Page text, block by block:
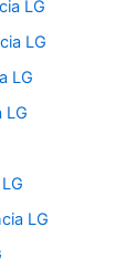
LG
LG
LG
LG
LG